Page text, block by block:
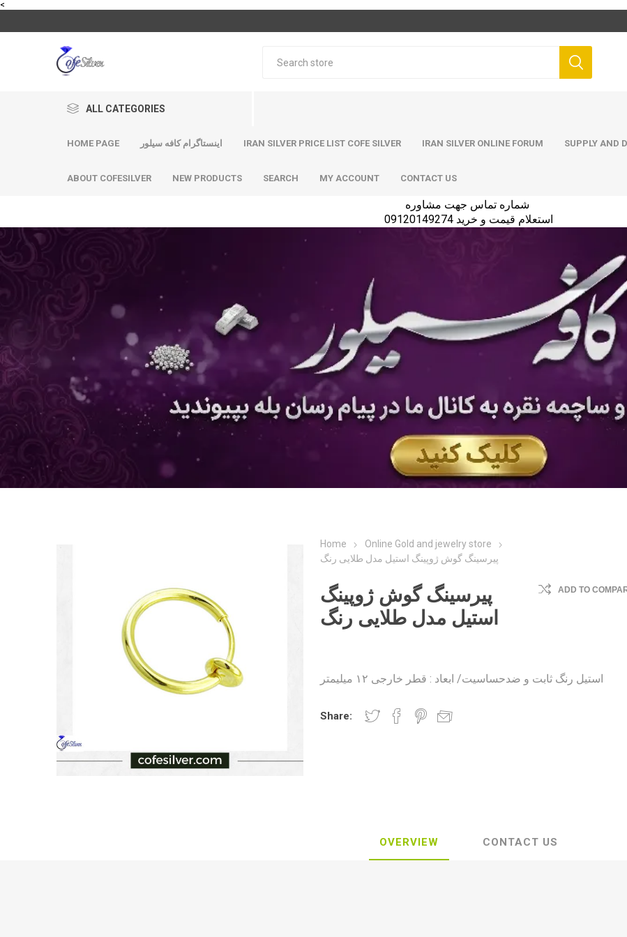
<
ALL CATEGORIES
HOME PAGE اینستاگرام کافه سیلور IRAN SILVER PRICE LIST COFE SILVER IRAN SILVER ONLINE FORUM SUPPLY AND
ABOUT COFESILVER NEW PRODUCTS SEARCH MY ACCOUNT CONTACT US
استعلام قیمت و خرید 09120149274
Home
Online Gold and jewelry store
پیرسینگ گوش ژوپینگ استیل مدل طلایی رنگ
پیرسینگ گوش ژوپینگ
استیل مدل طلایی رنگ
ADD TO
استیل رنگ ثابت و ضدحساسیت/ ابعاد : قطر خارجی ۱۲ میلیمتر
Share:
OVERVIEW CONTACT US